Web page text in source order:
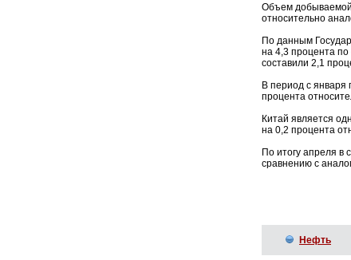
Объем добываемой
относительно
По данным
на 4,3 процента по
составили 2,1
В период с января
процента
Китай является
на 0,2 процента
По итогу апреля
сравнению с
Нефть